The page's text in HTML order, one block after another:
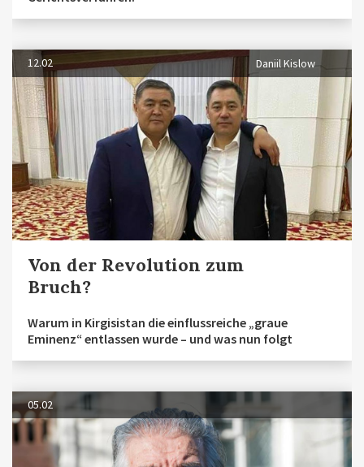
12.02 Daniil Kislow
Von der Revolution zum
Bruch?
Warum in Kirgisistan die einflussreiche „graue
Eminenz“ entlassen wurde – und was nun folgt
05.02